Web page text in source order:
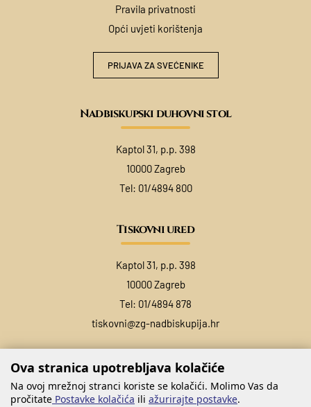
Pravila privatnosti
Opći uvjeti korištenja
PRIJAVA ZA SVEĆENIKE
Nadbiskupski duhovni stol
Kaptol 31, p.p. 398
10000 Zagreb
Tel: 01/4894 800
Tiskovni ured
Kaptol 31, p.p. 398
10000 Zagreb
Tel: 01/4894 878
tiskovni@zg-nadbiskupija.hr
Ova stranica upotrebljava kolačiće
Na ovoj mrežnoj stranci koriste se kolačići. Molimo Vas da
pročitate Postavke kolačića ili ažurirajte postavke.